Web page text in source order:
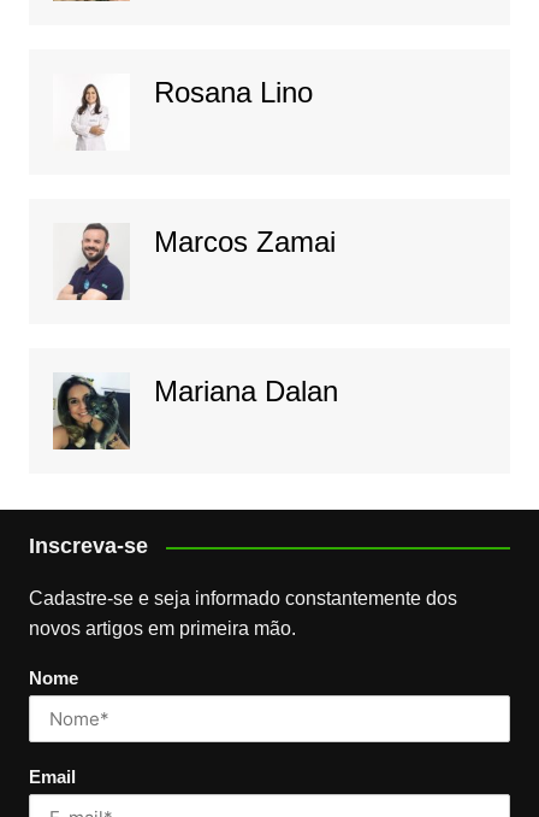
Rosana Lino
Marcos Zamai
Mariana Dalan
Inscreva-se
Cadastre-se e seja informado constantemente dos
novos artigos em primeira mão.
Nome
Email